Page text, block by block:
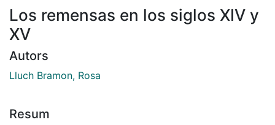
Los remensas en los siglos XIV y
XV
Autors
Lluch Bramon, Rosa
Resum